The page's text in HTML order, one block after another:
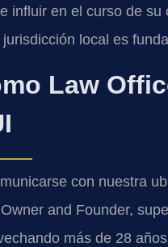
influir en el curso de
local es
Law
con nuestra
and Founder,
más de 28